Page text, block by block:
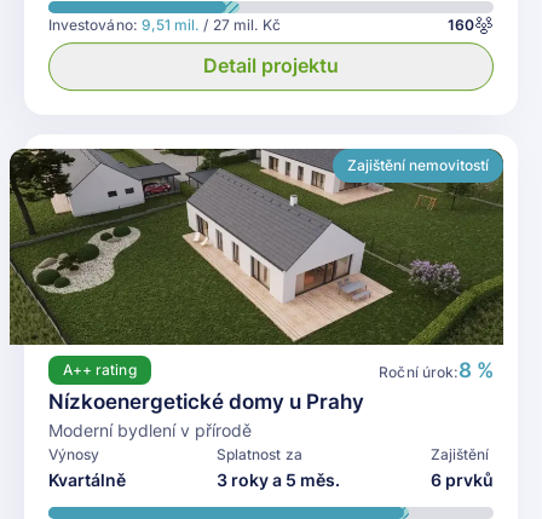
Investováno: 9,51 mil. / 27 mil. Kč 160
Detail projektu
Zajištění nemovitostí
A++ rating Roční úrok:8 %
Nízkoenergetické domy u Prahy
Moderní bydlení v přírodě
Výnosy
Kvartálně
Splatnost za
3 roky a 5 měs.
Zajištění
6 prvků